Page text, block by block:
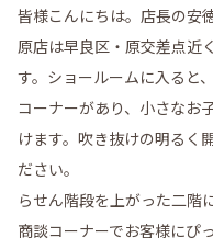
皆様こんにちは。店長の安徳
原店は早良区・原交差点近
す。ショールームに入ると
コーナーがあり、小さなお
けます。吹き抜けの明るく
ださい。
らせん階段を上がった二階
商談コーナーでお客様にぴ